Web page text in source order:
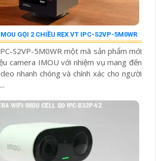
GỌI 2 CHIỀU REX VT IPC-S2VP-5M0WR
S2VP-5M0WR một mã sản phẩm mới
camera IMOU với nhiệm vụ mang đến
nhanh chóng và chính xác cho người